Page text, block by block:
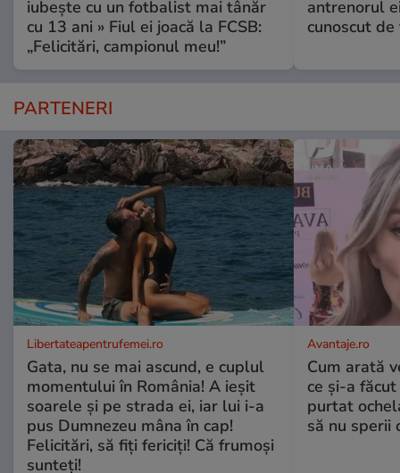
iubește cu un fotbalist mai tânăr
cu 13 ani » Fiul ei joacă la FCSB:
„Felicitări, campionul meu!”
antrenorul
cunoscut de
PARTENERI
Libertateapentrufemei.ro
Gata, nu se mai ascund, e cuplul
momentului în România! A ieșit
soarele și pe strada ei, iar lui i-a
pus Dumnezeu mâna în cap!
Felicitări, să fiți fericiți! Că frumoși
sunteți!
Avantaje.ro
Cum arată
ce și-a
purtat
să nu sperii